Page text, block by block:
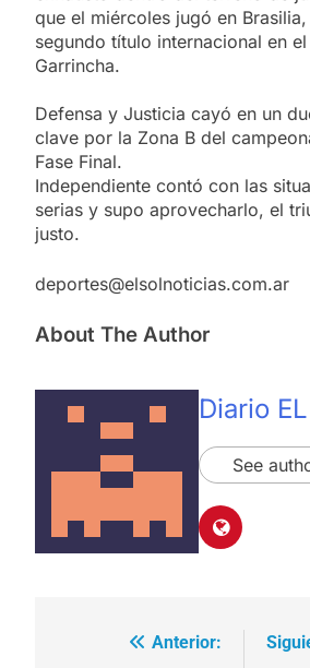
que el miércoles jugó en
segundo título internacional en
Garrincha.
Defensa y Justicia cayó en un
clave por la Zona B del
Fase Final.
Independiente contó con las
serias y supo aprovecharlo, el
justo.
deportes@elsolnoticias.com.ar
About The Author
Diario
See
Navegación
Anterior: